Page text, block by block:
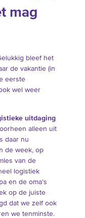
mag
bleef het
de vakantie (in
eerste
wel weer
uitdaging
alleen uit
daar nu
de week, op
van de
logistiek
en de oma’s
op de juiste
dat we zelf ook
we tenminste.